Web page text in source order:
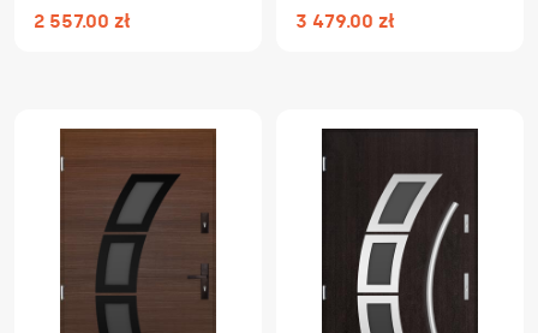
2 557.00 zł 3 479.00 zł